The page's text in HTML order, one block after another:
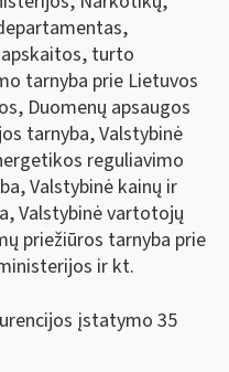
turto
tarnyba prie Lietuvos
Duomenų apsaugos
tarnyba, Valstybinė
reguliavimo
Valstybinė kainų ir
Valstybinė vartotojų
priežiūros tarnyba prie
ir kt.
įstatymo 35